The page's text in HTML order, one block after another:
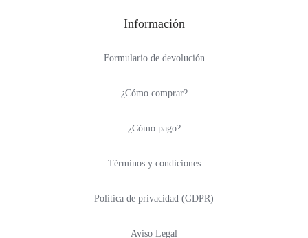
Información
Formulario de devolución
¿Cómo comprar?
¿Cómo pago?
Términos y condiciones
Política de privacidad (GDPR)
Aviso Legal